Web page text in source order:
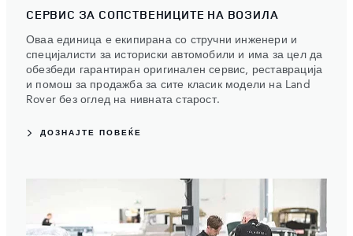
СЕРВИС ЗА СОПСТВЕНИЦИТЕ НА ВОЗИЛА
Оваа единица е екипирана со стручни инженери и
специјалисти за историски автомобили и има за цел да
обезбеди гарантиран оригинален сервис, реставрација
и помош за продажба за сите класик модели на Land
Rover без оглед на нивната старост.
ДОЗНАЈТЕ ПОВЕЌЕ